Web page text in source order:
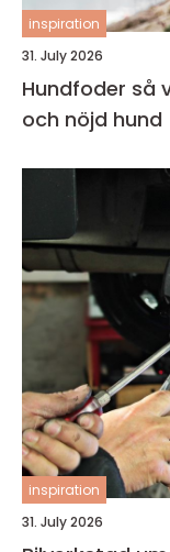
inspiration
31. July 2026
Hundfoder så väljer du rätt mat för en frisk
och nöjd hund
inspiration
31. July 2026